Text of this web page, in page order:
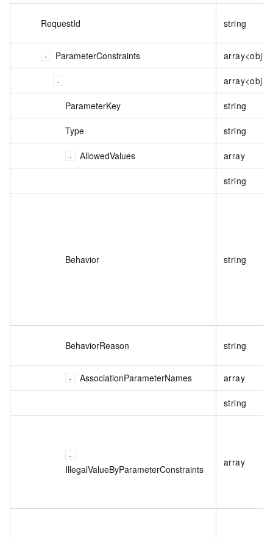
RequestId string
ParameterConstraints
ParameterKey string
Type string
AllowedValues array
string
Behavior string
BehaviorReason string
AssociationParameterNames array
string
IllegalValueByParameterConstraints
array